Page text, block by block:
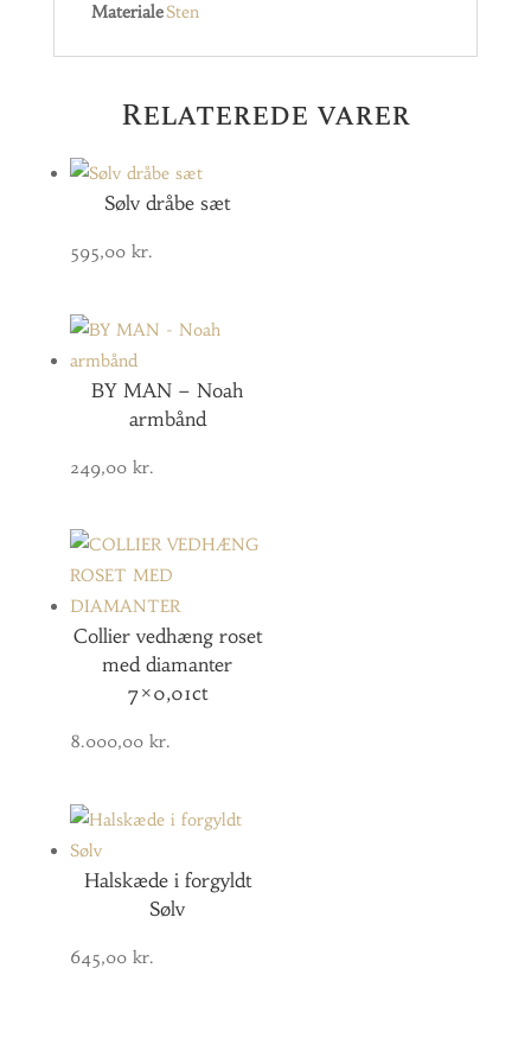
MaterialeSten
Relaterede varer
Sølv dråbe sæt
595,00 kr.
BY MAN – Noah
armbånd
249,00 kr.
Collier vedhæng roset
med diamanter
7×0,01ct
8.000,00 kr.
Halskæde i forgyldt
Sølv
645,00 kr.